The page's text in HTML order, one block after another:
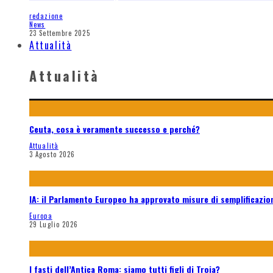
redazione
News
23 Settembre 2025
Attualità
Attualità
Ceuta, cosa è veramente successo e perché?
Attualità
3 Agosto 2026
IA: il Parlamento Europeo ha approvato misure di
Europa
29 Luglio 2026
I fasti dell’Antica Roma: siamo tutti figli di Troia?